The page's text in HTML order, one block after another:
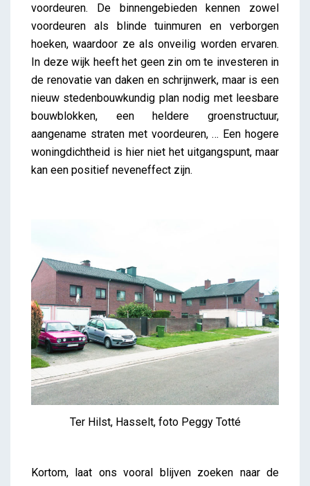
voordeuren. De binnengebieden kennen zowel
voordeuren als blinde tuinmuren en verborgen
hoeken, waardoor ze als onveilig worden ervaren.
In deze wijk heeft het geen zin om te investeren in
de renovatie van daken en schrijnwerk, maar is een
nieuw stedenbouwkundig plan nodig met leesbare
bouwblokken, een heldere groenstructuur,
aangename straten met voordeuren, … Een hogere
woningdichtheid is hier niet het uitgangspunt, maar
kan een positief neveneffect zijn.
Ter Hilst, Hasselt, foto Peggy Totté
Kortom, laat ons vooral blijven zoeken naar de